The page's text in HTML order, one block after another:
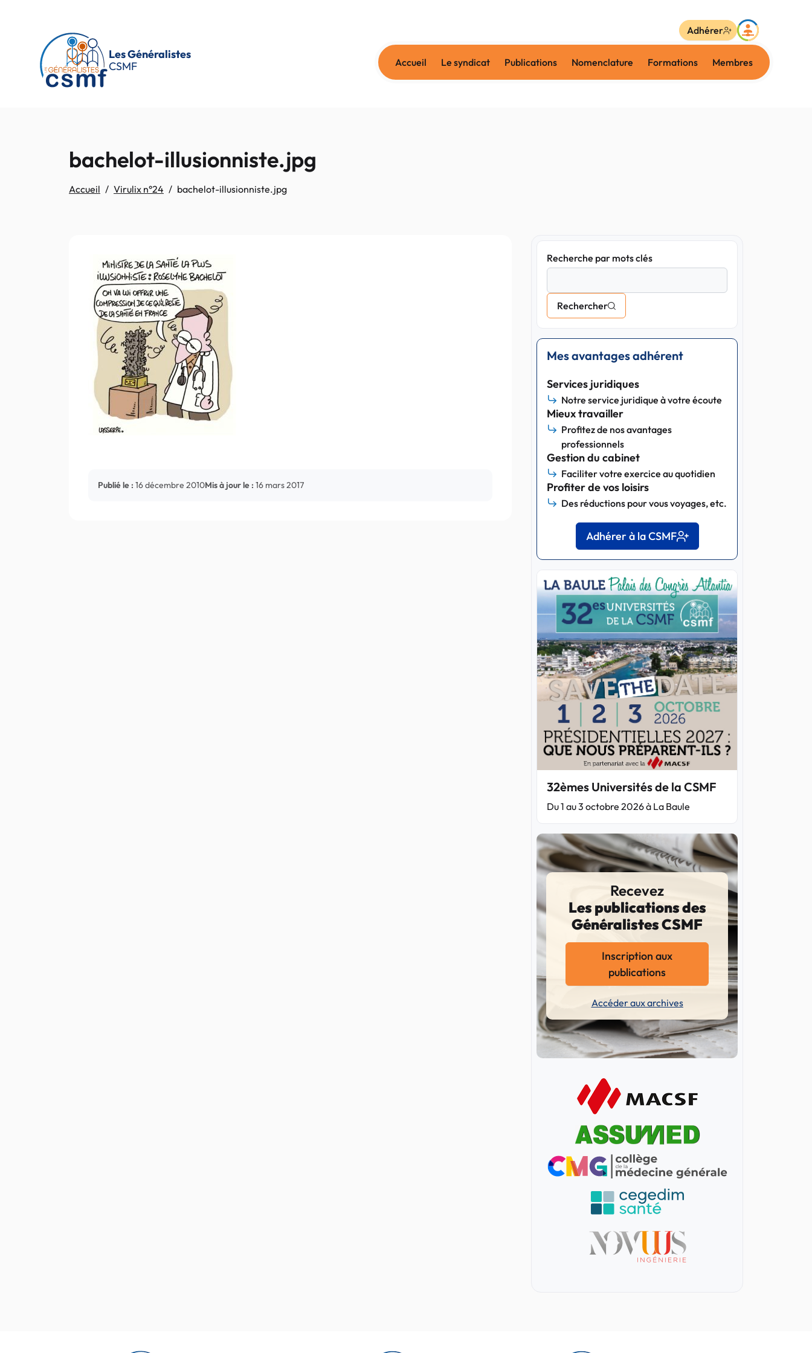
Les Généralistes
CSMF
Accueil Le syndicat Publications Nomenclature Formations Membres
Adhérer
bachelot-illusionniste.jpg
Accueil Virulix n°24 bachelot-illusionniste.jpg
Publié le : 16 décembre 2010Mis à jour le : 16 mars 2017
Recherche par mots clés
Rechercher
Mes avantages adhérent
Services juridiques
Notre service juridique à votre écoute
Mieux travailler
Profitez de nos avantages
professionnels
Gestion du cabinet
Faciliter votre exercice au quotidien
Profiter de vos loisirs
Des réductions pour vous voyages, etc.
Adhérer à la CSMF
32èmes Universités de la CSMF
Du 1 au 3 octobre 2026 à La Baule
Recevez
Les publications des
Généralistes CSMF
Inscription aux
publications
Accéder aux archives